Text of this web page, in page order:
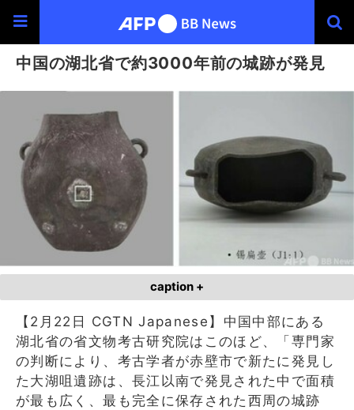
中国の湖北省で約3000年前の城跡が発見
caption +
【2月22日 CGTN Japanese】中国中部にある
湖北省の省文物考古研究院はこのほど、「専門家
の判断により、考古学者が赤壁市で新たに発見し
た大湖咀遺跡は、長江以南で発見された中で面積
が最も広く、最も完全に保存された西周の城跡